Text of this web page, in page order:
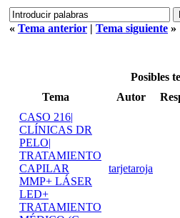
« Tema anterior | Tema siguiente »
Posibles
Tema
Autor
CASO 216|
CLÍNICAS DR
PELO|
TRATAMIENTO
CAPILAR
MMP+ LÁSER
LED+
TRATAMIENTO
tarjetaroja